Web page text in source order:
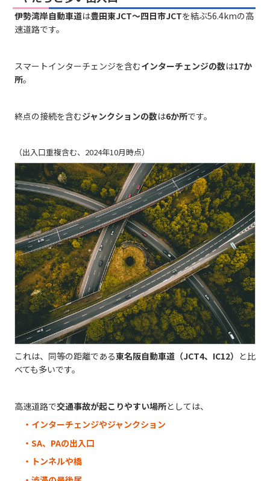
伊勢湾岸自動車道は豊田東JCT～四日市JCTを結ぶ56.4kmの高
速道路です。
スマートインターチェンジを含むインターチェンジの数は17か
所。
終点の接続を含むジャンクションの数は6か所です。
（出入口重複含む、2024年10月時点）
これは、同等の距離である東名阪自動車道（JCT4、IC12） と比
べても多いです。
高速道路で交通事故が起こりやすい場所としては、
・インターチェンジやジャンクション
・SA、PAの出入口
・トンネルや橋